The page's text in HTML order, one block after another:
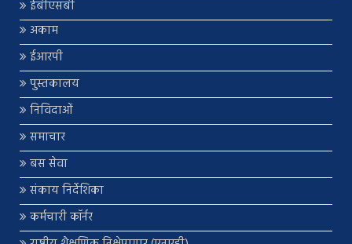
ईबीएसबी
अकाम
ईआरपी
पुस्तकालय
निविदाओं
समाचार
बस सेवा
संकाय निर्देशिका
कर्मचारी कॉर्नर